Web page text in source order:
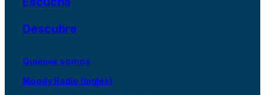
Descubre
Quiénes somos
Moody Radio (inglés)